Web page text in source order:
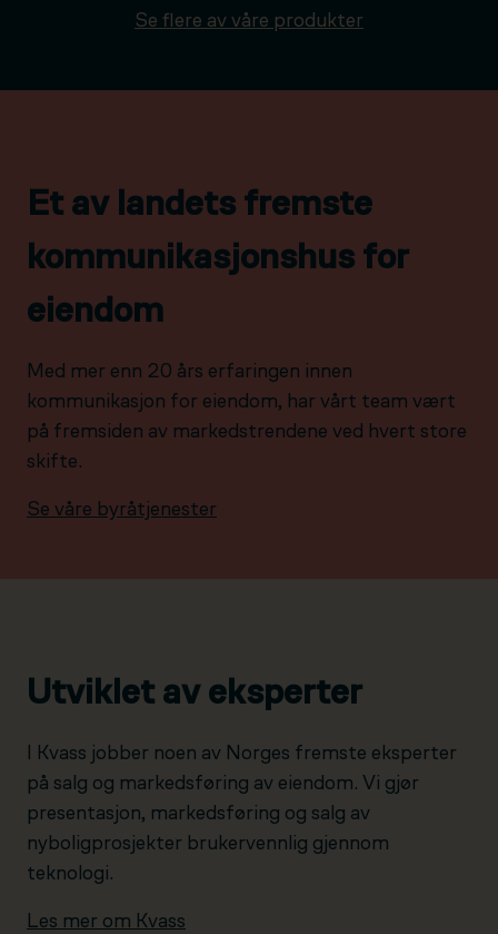
Se flere av våre produkter
Et av landets fremste
kommunikasjonshus for
eiendom
Med mer enn 20 års erfaringen innen
kommunikasjon for eiendom, har vårt team vært
på fremsiden av markedstrendene ved hvert store
skifte.
Se våre byråtjenester
Utviklet av eksperter
I Kvass jobber noen av Norges fremste eksperter
på salg og markedsføring av eiendom. Vi gjør
presentasjon, markedsføring og salg av
nyboligprosjekter brukervennlig gjennom
teknologi.
Les mer om Kvass